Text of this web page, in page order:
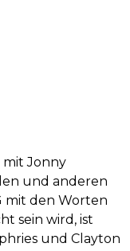
mit Jonny
und anderen
mit den Worten
sein wird, ist
und Clayton